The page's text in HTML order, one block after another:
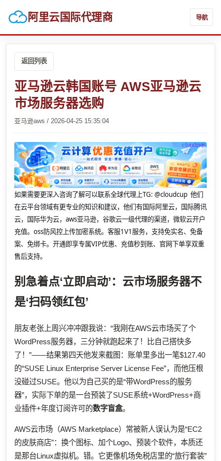
阿里云国际代理商 导航
返回列表
亚马逊云韩国账号 AWS亚马逊云
市场服务器选购
亚马逊aws / 2026-04-25 15:35:04
如果需要更深入咨询了解可以联系全球代理上TG: @cloudcup 他们
在云平台领域有更专业的知识和建议，他们有国际阿里云，国际腾讯
云，国际华为云，aws亚马逊，谷歌云一级代理的渠道，微软云开户
充值。oss防风控上传加密系统。客服1V1服务，支持免实名、免备
案、免绑卡。开通即享专属VIP优惠、充值秒到账、官网下单享双重
售后支持。
别急着点‘立即启动’：云市场服务器不
是‘扫码领红包’
朋友老张上周兴冲冲跟我说：“我刚在AWS云市场买了个
WordPress服务器，三分钟就跑起来了！比自己搭快多
了！”——结果第四天他发来截图：账单里多出一笔$127.40
的“SUSE Linux Enterprise Server License Fee”，而他压根
没碰过SUSE。他以为自己买的是“带WordPress的服务
器”，实际下单的是一台预装了SUSE系统+WordPress+商
业插件+年度订阅许可的数字盲盒。
AWS云市场（AWS Marketplace）常被新人误认为是“EC2
的皮肤商店”：换个图标、加个Logo、预装个软件，本质还
是那台Linux虚拟机。错。它更像机场免税店里的“旅行套装”